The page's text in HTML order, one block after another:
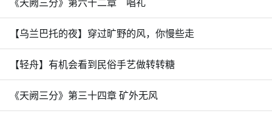
【乌兰巴托的夜】穿过旷野的风，你慢些走
【轻舟】有机会看到民俗手艺做转转糖
《天阙三分》第三十四章 矿外无风